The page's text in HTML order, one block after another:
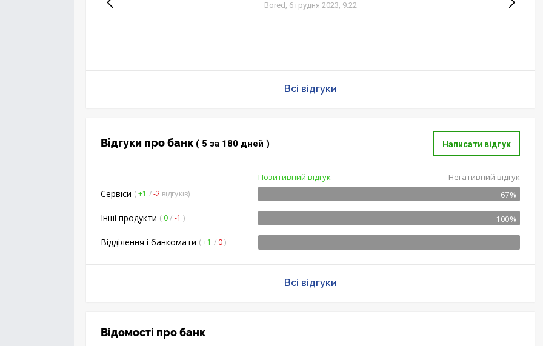
Bored, 6 грудня 2023, 9:22
Всі відгуки
Відгуки про банк ( 5 за 180 дней ) Написати відгук
Позитивний відгук Негативний відгук
Сервіси (+1 /-2 відгуків) 67%
Інші продукти ( 0/ -1 ) 100%
Відділення і банкомати (+1 / 0)
Всі відгуки
Відомості про банк